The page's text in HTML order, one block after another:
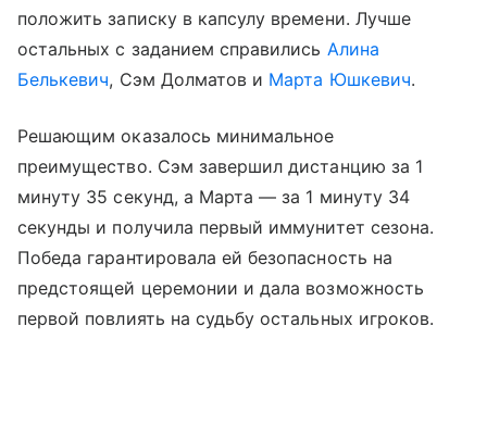
положить записку в капсулу времени. Лучше
остальных с заданием справились Алина
Белькевич, Сэм Долматов и Марта Юшкевич.
Решающим оказалось минимальное
преимущество. Сэм завершил дистанцию за 1
минуту 35 секунд, а Марта — за 1 минуту 34
секунды и получила первый иммунитет сезона.
Победа гарантировала ей безопасность на
предстоящей церемонии и дала возможность
первой повлиять на судьбу остальных игроков.